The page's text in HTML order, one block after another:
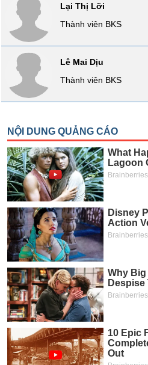
Lại Thị Lỡi
Thành viên BKS
Lê Mai Dịu
Thành viên BKS
DÙNG
THIẾT
CHĂM
SÓC
KHỎE
TÀI
CHÍNH
CÔNG
NGHỆ
THÔNG
TIN
DỊCH